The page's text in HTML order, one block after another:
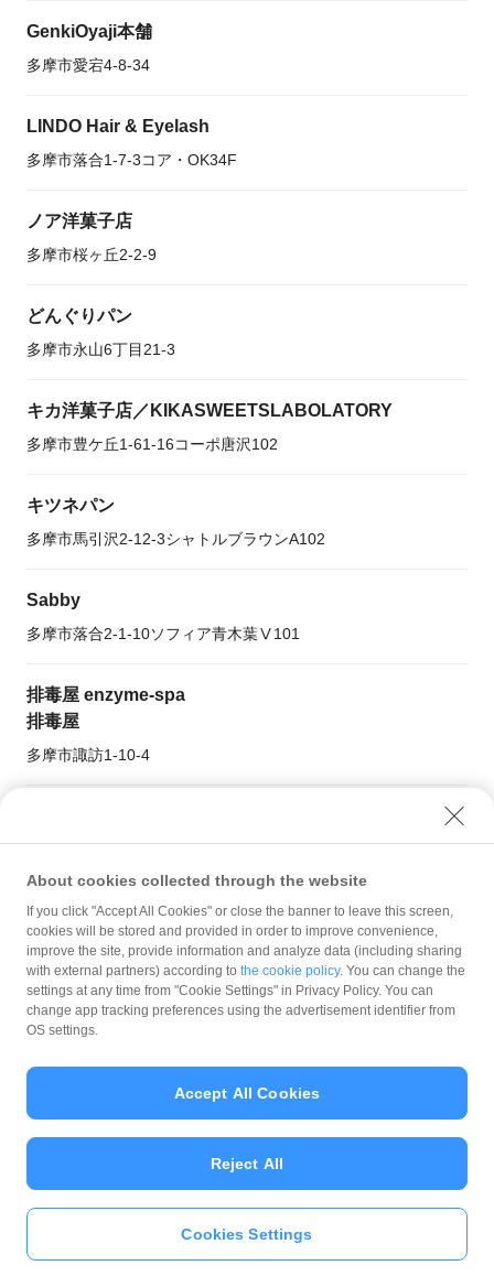
GenkiOyaji本舗
多摩市愛宕4-8-34
LINDO Hair & Eyelash
多摩市落合1-7-3コア・OK34F
ノア洋菓子店
多摩市桜ヶ丘2-2-9
どんぐりパン
多摩市永山6丁目21-3
キカ洋菓子店／KIKASWEETSLABOLATORY
多摩市豊ケ丘1-61-16コーポ唐沢102
キツネパン
多摩市馬引沢2-12-3シャトルブラウンA102
Sabby
多摩市落合2-1-10ソフィア青木葉Ⅴ101
排毒屋 enzyme-spa
排毒屋
多摩市諏訪1-10-4
多摩市東寺方1-8-14
ネイルスペース シル・ヴァン
多摩市落合1-7-12ライティングビル8階
舞ヘアー
多摩市落合3-8-7多摩パークハイツ1階
TAMA tumuji WERKS.
多摩市諏訪1-9-4センチュリー211F
TAMA tumuji WERKS.
tumuji MAN
多摩市諏訪1-9-4センチュリー211F
PayPayアプリをダウンロ
ード＞＞
About cookies collected through the website
If you click "Accept All Cookies" or close the banner to leave this screen,
cookies will be stored and provided in order to improve convenience,
improve the site, provide information and analyze data (including sharing
with external partners) according to the cookie policy. You can change the
settings at any time from "Cookie Settings" in Privacy Policy. You can
change app tracking preferences using the advertisement identifier from
OS settings.
Cookies Settings
Reject All
Accept All Cookies